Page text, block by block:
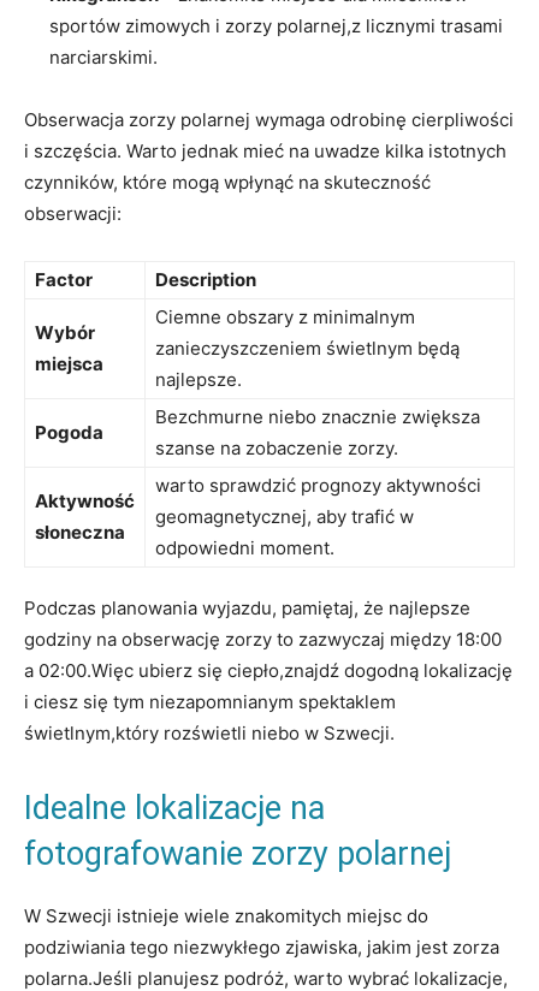
sportów zimowych i zorzy polarnej,z licznymi trasami
narciarskimi.
Obserwacja zorzy polarnej wymaga odrobinę cierpliwości
i szczęścia. Warto jednak mieć na uwadze kilka istotnych
czynników, które mogą wpłynąć na skuteczność
obserwacji:
Factor Description
Wybór
miejsca
Ciemne obszary z minimalnym
zanieczyszczeniem świetlnym będą
najlepsze.
Pogoda
Bezchmurne niebo znacznie zwiększa
szanse na zobaczenie zorzy.
Aktywność
słoneczna
warto sprawdzić prognozy aktywności
geomagnetycznej, aby trafić w
odpowiedni moment.
Podczas planowania wyjazdu, pamiętaj, że najlepsze
godziny na obserwację zorzy to zazwyczaj między 18:00
a 02:00.Więc ubierz się ciepło,znajdź dogodną lokalizację
i ciesz się tym niezapomnianym spektaklem
świetlnym,który rozświetli niebo w Szwecji.
Idealne lokalizacje na
fotografowanie zorzy polarnej
W Szwecji istnieje wiele znakomitych miejsc do
podziwiania tego niezwykłego zjawiska, jakim jest zorza
polarna.Jeśli planujesz podróż, warto wybrać lokalizacje,